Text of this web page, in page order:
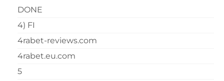
DONE
4) FI
4rabet-reviews.com
4rabet.eu.com
5